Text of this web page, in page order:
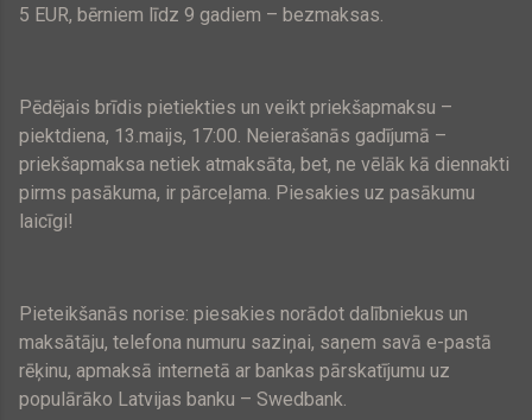
5 EUR, bērniem līdz 9 gadiem – bezmaksas.
Pēdējais brīdis pietiekties un veikt priekšapmaksu –
piektdiena, 13.maijs, 17:00. Neierašanās gadījumā –
priekšapmaksa netiek atmaksāta, bet, ne vēlāk kā diennakti
pirms pasākuma, ir pārceļama. Piesakies uz pasākumu
laicīgi!
Pieteikšanās norise: piesakies norādot dalībniekus un
maksātāju, telefona numuru saziņai, saņem savā e-pastā
rēķinu, apmaksā internetā ar bankas pārskatījumu uz
populārāko Latvijas banku – Swedbank.